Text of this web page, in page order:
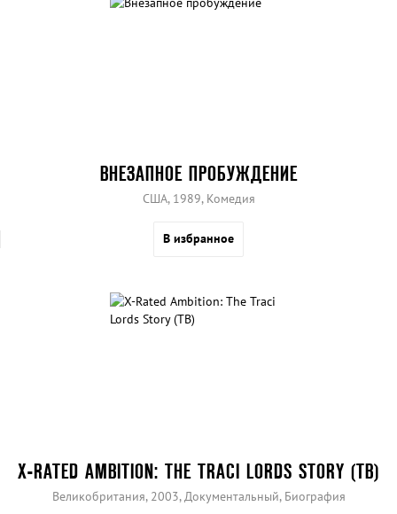
ВНЕЗАПНОЕ ПРОБУЖДЕНИЕ
США, 1989, Комедия
В избранное
X-RATED AMBITION: THE TRACI LORDS STORY (ТВ)
Великобритания, 2003, Документальный, Биография